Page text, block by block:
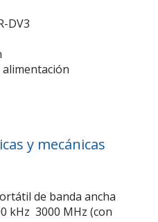
DV3
y mecánicas
de banda ancha
kHz  3000 MHz (con